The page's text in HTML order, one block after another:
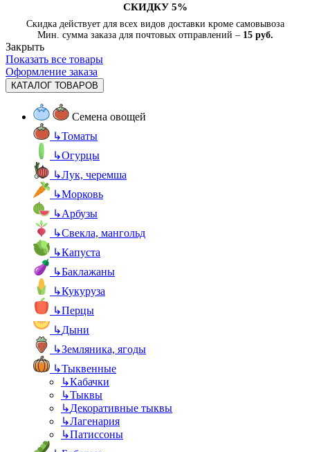
СКИДКУ 5%
Скидка действует для всех видов доставки кроме самовывоза
Мин. сумма заказа для почтовых отправлений – 15 руб.
Закрыть
Показать все товары
Оформление заказа
КАТАЛОГ ТОВАРОВ
Семена овощей
↳Томаты
↳Огурцы
↳Лук, черемша
↳Морковь
↳Арбузы
↳Свекла, мангольд
↳Капуста
↳Баклажаны
↳Кукуруза
↳Перцы
↳Дыни
↳Земляника, ягоды
↳Тыквенные
↳Кабачки
↳Тыквы
↳Декоративные тыквы
↳Лагенария
↳Патиссоны